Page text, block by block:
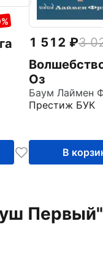
1 512 3
Оз
Баум Лаймен
Престиж БУК
В
Первый"